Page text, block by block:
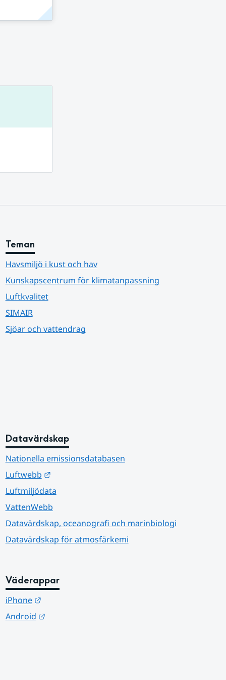
Teman
Havsmiljö i kust och hav
Kunskapscentrum för klimatanpassning
Luftkvalitet
SIMAIR
Sjöar och vattendrag
Datavärdskap
Nationella emissionsdatabasen
Luftwebb
Länk till annan webbplats.
Luftmiljödata
VattenWebb
Datavärdskap, oceanografi och marinbiologi
Datavärdskap för atmosfärkemi
Väderappar
iPhone
Länk till annan webbplats.
Android
Länk till annan webbplats.